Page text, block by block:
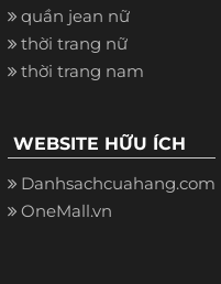
quần jean nữ
thời trang nữ
thời trang nam
WEBSITE HỮU ÍCH
Danhsachcuahang.com
OneMall.vn